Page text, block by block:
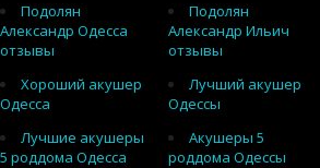
Подолян
Александр Одесса
отзывы
Подолян
Александр Ильич
отзывы
Хороший акушер
Одесса
Лучший акушер
Одессы
Лучшие акушеры
5 роддома Одесса
Акушеры 5
роддома Одессы